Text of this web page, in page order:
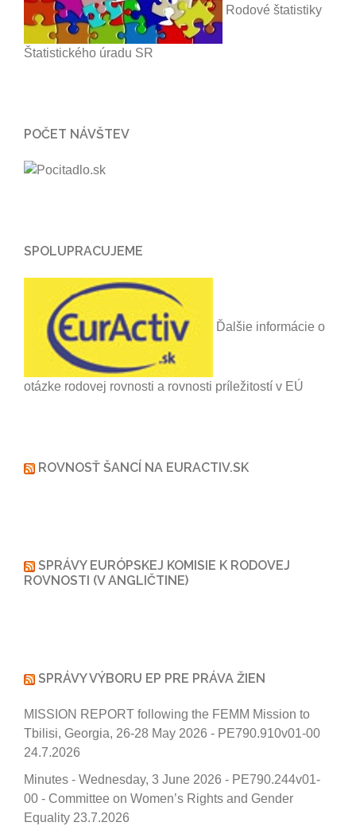
Rodové štatistiky
Štatistického úradu SR
POČET NÁVŠTEV
SPOLUPRACUJEME
Ďalšie informácie o
otázke rodovej rovnosti a rovnosti príležitostí v EÚ
ROVNOSŤ ŠANCÍ NA EURACTIV.SK
SPRÁVY EURÓPSKEJ KOMISIE K RODOVEJ
ROVNOSTI (V ANGLIČTINE)
SPRÁVY VÝBORU EP PRE PRÁVA ŽIEN
MISSION REPORT following the FEMM Mission to
Tbilisi, Georgia, 26-28 May 2026 - PE790.910v01-00
24.7.2026
Minutes - Wednesday, 3 June 2026 - PE790.244v01-
00 - Committee on Women’s Rights and Gender
Equality 23.7.2026